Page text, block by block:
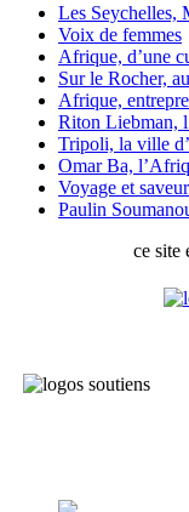
Les
Voix de femmes
Afrique, d’une
Sur le Rocher,
Afrique,
Riton Liebman,
Tripoli, la ville
Omar Ba,
Voyage et
Paulin
ce site